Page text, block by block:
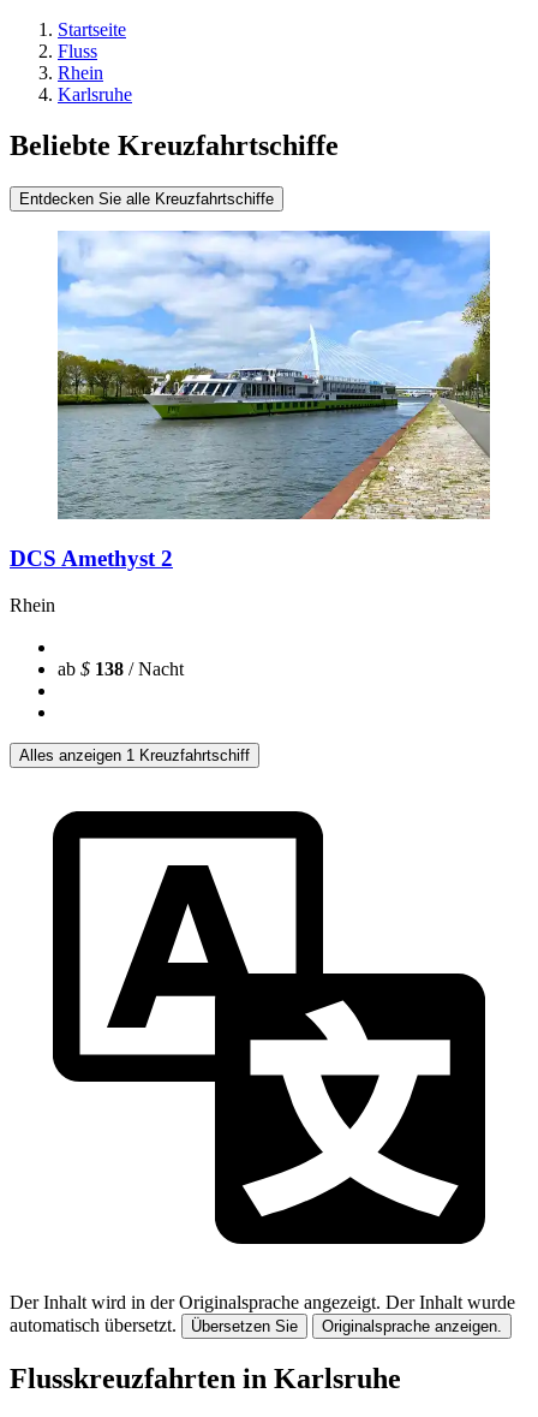
Startseite
Fluss
Rhein
Karlsruhe
Beliebte Kreuzfahrtschiffe
Entdecken Sie alle Kreuzfahrtschiffe
DCS Amethyst 2
Rhein
ab $ 138 / Nacht
Alles anzeigen 1 Kreuzfahrtschiff
Der Inhalt wird in der Originalsprache angezeigt. Der Inhalt wurde
automatisch übersetzt.
Übersetzen Sie Originalsprache anzeigen.
Flusskreuzfahrten in Karlsruhe